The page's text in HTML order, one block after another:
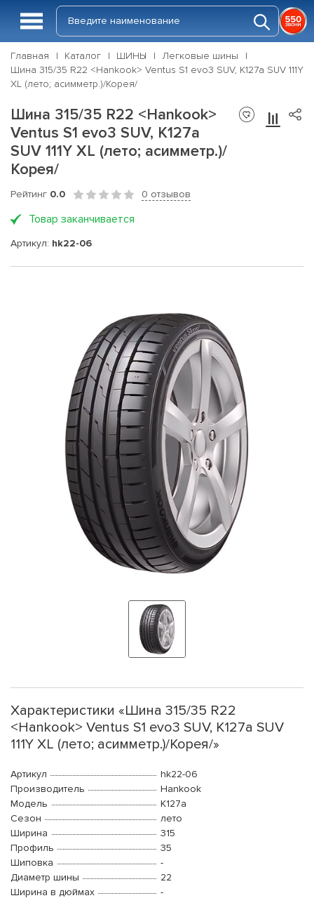
Главная Каталог ШИНЫ
Легковые шины
Шина 315/35 R22 <Hankook> Ventus S1 evo3 SUV, K127a SUV 111Y
XL (лето; асимметр.)/Корея/
Шина 315/35 R22 <Hankook>
Ventus S1 evo3 SUV, K127a
SUV 111Y XL (лето; асимметр.)/
Корея/
Рейтинг 0.0 0 отзывов
Товар заканчивается
Артикул: hk22-06
Характеристики «Шина 315/35 R22
<Hankook> Ventus S1 evo3 SUV, K127a SUV
111Y XL (лето; асимметр.)/Корея/»
Артикул
hk22-06
Производитель
Hankook
Модель
K127a
Сезон
лето
Ширина
315
Профиль
35
Шиповка
-
Диаметр шины
22
Ширина в дюймах
-